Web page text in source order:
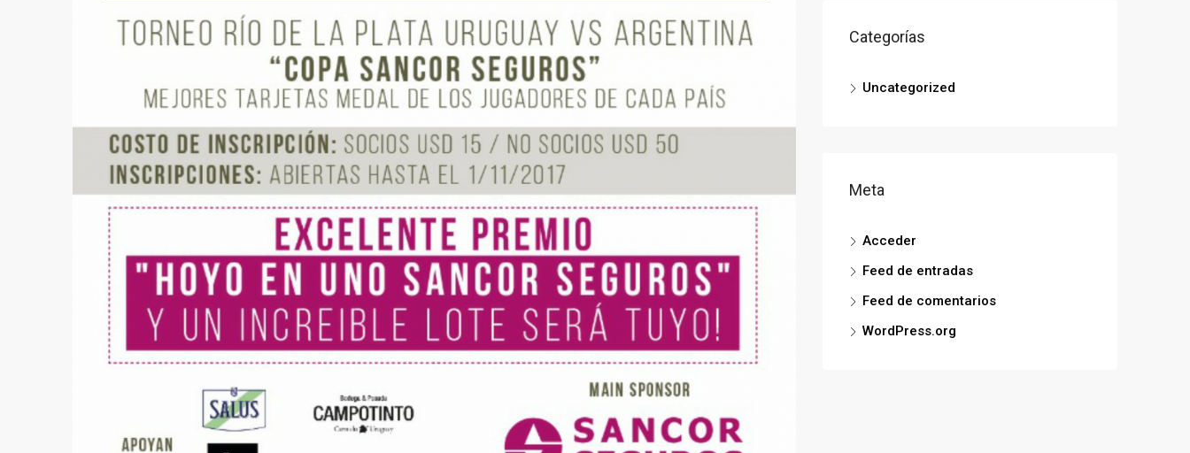
Categorías
Uncategorized
Meta
Acceder
Feed de entradas
Feed de comentarios
WordPress.org